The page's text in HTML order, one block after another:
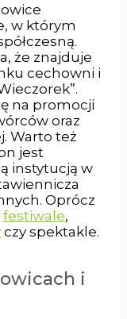
w którym
że znajduje
cechowni i
na promocji
oraz
Warto też
jest
instytucją w
Oprócz
festiwale,
czy spektakle.
i